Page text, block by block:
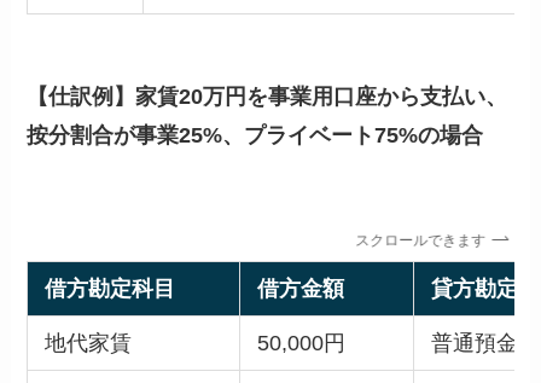
【仕訳例】家賃20万円を事業用口座から支払い、
按分割合が事業25%、プライベート75%の場合
スクロールできます
借方勘定科目 借方金額 貸方勘定
地代家賃 50,000円 普通預金